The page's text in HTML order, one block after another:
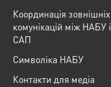
Координація зовнішніх
комунікацій між НАБУ і
САП
Cимволіка НАБУ
Контакти для медіа